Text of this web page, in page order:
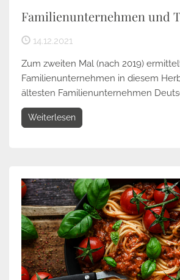
Familienunternehmen und
14.12.2021
Zum zweiten Mal (nach 2019)
Familienunternehmen in diesem
ältesten Familienunternehmen
Weiterlesen